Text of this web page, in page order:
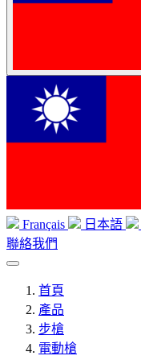
Français
日本語
聯絡我們
首頁
產品
步槍
電動槍